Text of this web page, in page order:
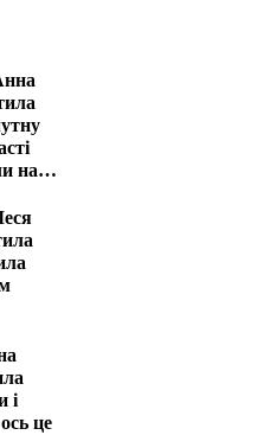
на
і
це